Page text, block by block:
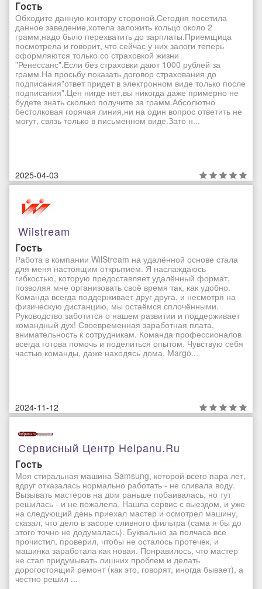
Гость
Обходите данную контору стороной.Сегодня посетила
данное заведение,хотела заложить кольцо около 2
грамм,надо было перехватить до зарплаты.Приемщица
посмотрела и говорит, что сейчас у них залоги теперь
оформляются только со страховкой жизни
"Ренессанс".Если без страховки дают 1000 рублей за
грамм.На просьбу показать договор страхования до
подписания"ответ придет в электронном виде только после
подписания".Цен нигде нет,вы никогда даже примерно не
будете знать сколько получите за грамм.Абсолютно
бестолковая горячая линия,ни на один вопрос ответить не
могут, связь только в письменном виде.Зато н...
2025-04-03
Wilstream
Гость
Работа в компании WilStream на удалённой основе стала
для меня настоящим открытием. Я наслаждаюсь
гибкостью, которую предоставляет удалённый формат,
позволяя мне организовать своё время так, как удобно.
Команда всегда поддерживает друг друга, и несмотря на
физическую дистанцию, мы остаёмся сплочёнными.
Руководство заботится о нашем развитии и поддерживает
командный дух! Своевременная заработная плата,
внимательность к сотрудникам. Команда профессионалов
всегда готова помочь и поделиться опытом. Чувствую себя
частью команды, даже находясь дома. Margo...
2024-11-12
Сервисный Центр Helpanu.ru
Гость
Моя стиральная машина Samsung, которой всего пара лет,
вдруг отказалась нормально работать - не сливала воду.
Вызывать мастеров на дом раньше побаивалась, но тут
решилась - и не пожалела. Нашла сервис с выездом, и уже
на следующий день приехал мастер и осмотрел машину,
сказал, что дело в засоре сливного фильтра (сама я бы до
этого точно не додумалась). Буквально за полчаса все
прочистил, проверил, чтобы не осталось протечек, и
машинка заработала как новая. Понравилось, что мастер
не стал придумывать лишних проблем и делать
дорогостоящий ремонт (как это, говорят, иногда бывает), а
честно решил ...